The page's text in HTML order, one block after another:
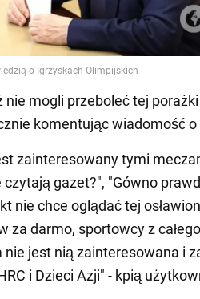
nie mogli przeboleć tej
komentując wiadomość
zainteresowany tymi
gazet?", "Gówno
nie chce oglądać tej
za darmo, sportowcy z
nie jest nią zainteresowana i
i Dzieci Azji" - kpią